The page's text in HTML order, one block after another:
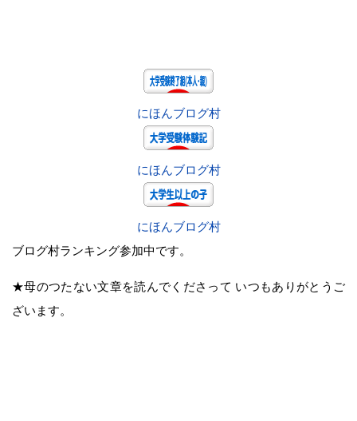
にほんブログ村
にほんブログ村
にほんブログ村
ブログ村ランキング参加中です。
★母のつたない文章を読んでくださって いつもありがとうご
ざいます。